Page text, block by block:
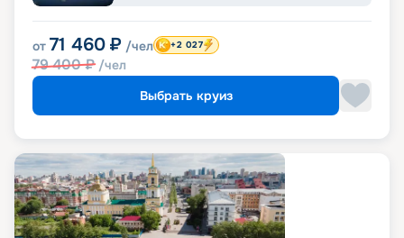
от 71 460 ₽ /чел
79 400₽ /чел
+2 027
Выбрать круиз